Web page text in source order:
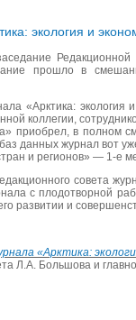
экология и
Редакционной
прошло в
«Арктика:
коллегии,
приобрел, в полном
данных журнал вот
и регионов» — 1-е
совета
с плодотворной
развитии и
«Арктика:
Л.А. Большова и